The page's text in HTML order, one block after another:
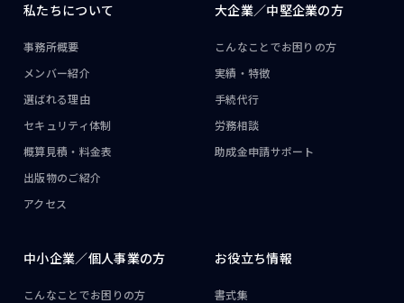
私たちについて
事務所概要
メンバー紹介
選ばれる理由
セキュリティ体制
概算見積・料金表
出版物のご紹介
アクセス
大企業／中堅企業の方
こんなことでお困りの方
実績・特徴
手続代行
労務相談
助成金申請サポート
中小企業／個人事業の方
こんなことでお困りの方
お役立ち情報
書式集